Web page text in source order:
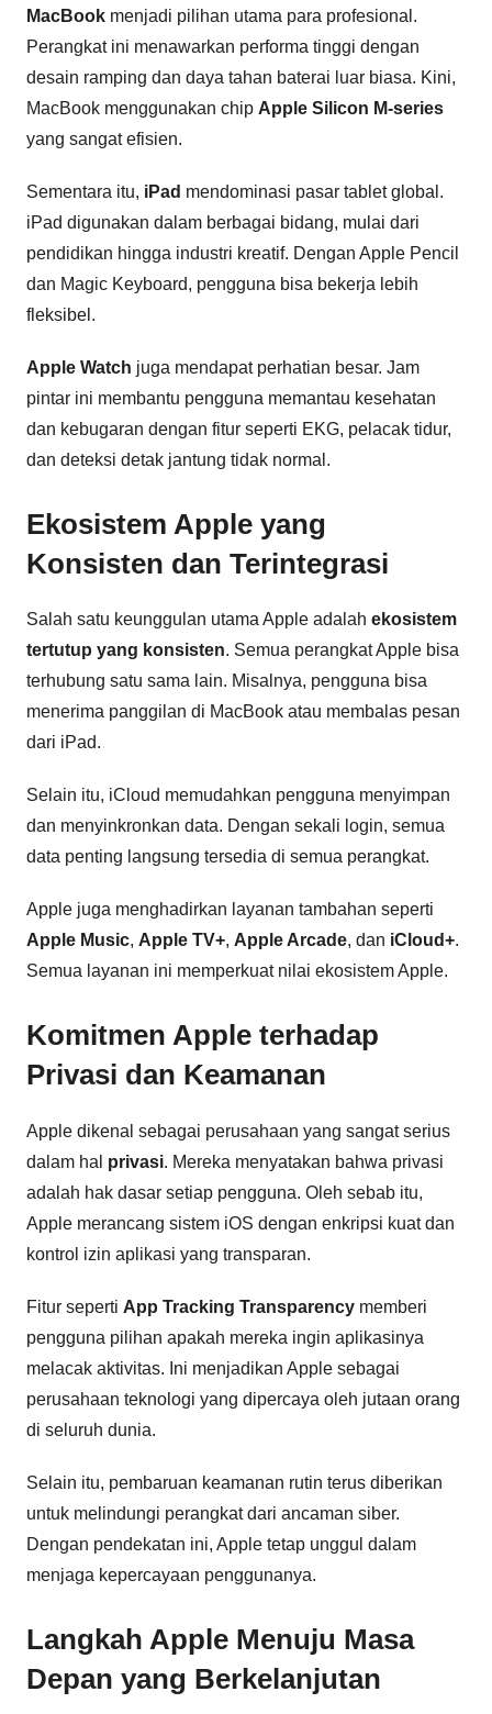
MacBook menjadi pilihan utama para profesional.
Perangkat ini menawarkan performa tinggi dengan
desain ramping dan daya tahan baterai luar biasa. Kini,
MacBook menggunakan chip Apple Silicon M-series
yang sangat efisien.
Sementara itu, iPad mendominasi pasar tablet global.
iPad digunakan dalam berbagai bidang, mulai dari
pendidikan hingga industri kreatif. Dengan Apple Pencil
dan Magic Keyboard, pengguna bisa bekerja lebih
fleksibel.
Apple Watch juga mendapat perhatian besar. Jam
pintar ini membantu pengguna memantau kesehatan
dan kebugaran dengan fitur seperti EKG, pelacak tidur,
dan deteksi detak jantung tidak normal.
Ekosistem Apple yang
Konsisten dan Terintegrasi
Salah satu keunggulan utama Apple adalah ekosistem
tertutup yang konsisten. Semua perangkat Apple bisa
terhubung satu sama lain. Misalnya, pengguna bisa
menerima panggilan di MacBook atau membalas pesan
dari iPad.
Selain itu, iCloud memudahkan pengguna menyimpan
dan menyinkronkan data. Dengan sekali login, semua
data penting langsung tersedia di semua perangkat.
Apple juga menghadirkan layanan tambahan seperti
Apple Music, Apple TV+, Apple Arcade, dan iCloud+.
Semua layanan ini memperkuat nilai ekosistem Apple.
Komitmen Apple terhadap
Privasi dan Keamanan
Apple dikenal sebagai perusahaan yang sangat serius
dalam hal privasi. Mereka menyatakan bahwa privasi
adalah hak dasar setiap pengguna. Oleh sebab itu,
Apple merancang sistem iOS dengan enkripsi kuat dan
kontrol izin aplikasi yang transparan.
Fitur seperti App Tracking Transparency memberi
pengguna pilihan apakah mereka ingin aplikasinya
melacak aktivitas. Ini menjadikan Apple sebagai
perusahaan teknologi yang dipercaya oleh jutaan orang
di seluruh dunia.
Selain itu, pembaruan keamanan rutin terus diberikan
untuk melindungi perangkat dari ancaman siber.
Dengan pendekatan ini, Apple tetap unggul dalam
menjaga kepercayaan penggunanya.
Langkah Apple Menuju Masa
Depan yang Berkelanjutan